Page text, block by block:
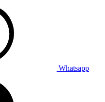
Whatsapp